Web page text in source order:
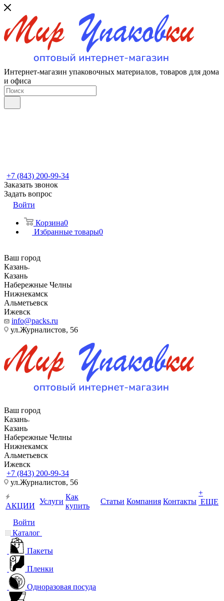
Интернет-магазин упаковочных материалов, товаров для дома
и офиса
+7 (843) 200-99-34
Заказать звонок
Задать вопрос
Войти
Корзина0
Избранные товары0
Ваш город
Казань
Казань
Набережные Челны
Нижнекамск
Альметьевск
Ижевск
info@packs.ru
ул.Журналистов, 56
Ваш город
Казань
Казань
Набережные Челны
Нижнекамск
Альметьевск
Ижевск
+7 (843) 200-99-34
ул.Журналистов, 56
АКЦИИ
Услуги
Как
купить
Статьи Компания Контакты
+
ЕЩЕ
Войти
Каталог
Пакеты
Пленки
Одноразовая посуда